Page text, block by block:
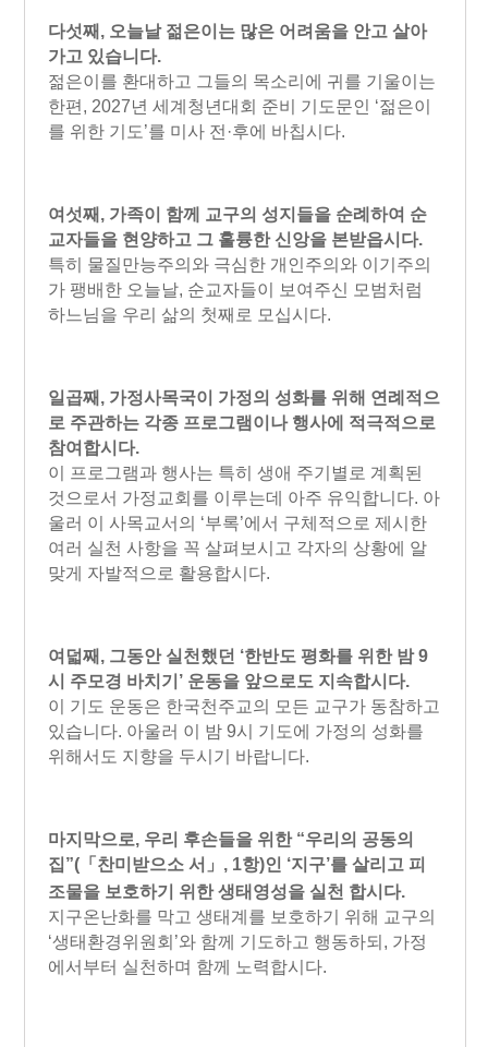
다섯째, 오늘날 젊은이는 많은 어려움을 안고 살아
가고 있습니다.
젊은이를 환대하고 그들의 목소리에 귀를 기울이는
한편, 2027년 세계청년대회 준비 기도문인 ‘젊은이
를 위한 기도’를 미사 전·후에 바칩시다.
여섯째, 가족이 함께 교구의 성지들을 순례하여 순
교자들을 현양하고 그 훌륭한 신앙을 본받읍시다.
특히 물질만능주의와 극심한 개인주의와 이기주의
가 팽배한 오늘날, 순교자들이 보여주신 모범처럼
하느님을 우리 삶의 첫째로 모십시다.
일곱째, 가정사목국이 가정의 성화를 위해 연례적으
로 주관하는 각종 프로그램이나 행사에 적극적으로
참여합시다.
이 프로그램과 행사는 특히 생애 주기별로 계획된
것으로서 가정교회를 이루는데 아주 유익합니다. 아
울러 이 사목교서의 ‘부록’에서 구체적으로 제시한
여러 실천 사항을 꼭 살펴보시고 각자의 상황에 알
맞게 자발적으로 활용합시다.
여덟째, 그동안 실천했던 ‘한반도 평화를 위한 밤 9
시 주모경 바치기’ 운동을 앞으로도 지속합시다.
이 기도 운동은 한국천주교의 모든 교구가 동참하고
있습니다. 아울러 이 밤 9시 기도에 가정의 성화를
위해서도 지향을 두시기 바랍니다.
마지막으로, 우리 후손들을 위한 “우리의 공동의
집”(「찬미받으소 서」, 1항)인 ‘지구’를 살리고 피
조물을 보호하기 위한 생태영성을 실천 합시다.
지구온난화를 막고 생태계를 보호하기 위해 교구의
‘생태환경위원회’와 함께 기도하고 행동하되, 가정
에서부터 실천하며 함께 노력합시다.